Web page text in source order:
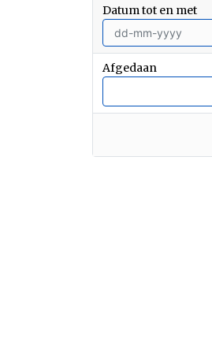
Datum tot en met
Afgedaan